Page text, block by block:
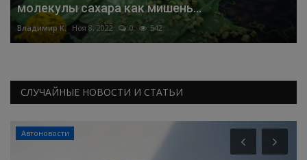
молекулы сахара как мишень...
Владимир К. Ноя 8, 2022 0 542
СЛУЧАЙНЫЕ НОВОСТИ И СТАТЬИ
Автоновости